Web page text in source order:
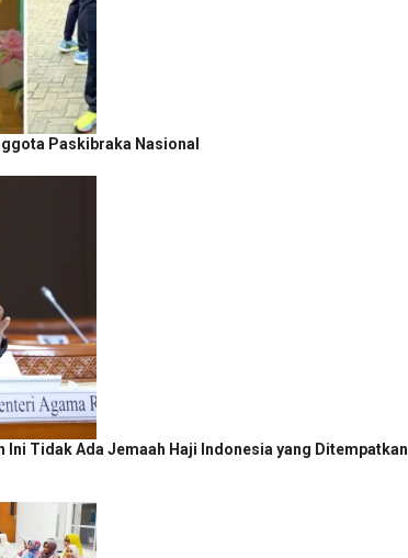
Paskibraka Nasional
Ini Tidak Ada Jemaah Haji Indonesia yang Ditempatkan